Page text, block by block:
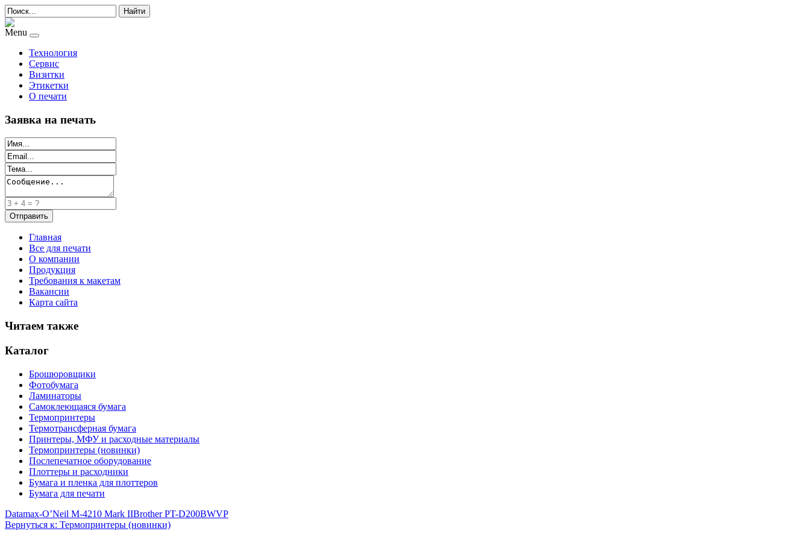
Найти
Menu
Технология
Сервис
Визитки
Этикетки
О печати
Заявка на печать
Главная
Все для печати
О компании
Продукция
Требования к макетам
Вакансии
Карта сайта
Читаем также
Каталог
Брошюровщики
Фотобумага
Ламинаторы
Самоклеющаяся бумага
Термопринтеры
Термотрансферная бумага
Принтеры, МФУ и расходные материалы
Термопринтеры (новинки)
Послепечатное оборудование
Плоттеры и расходники
Бумага и пленка для плоттеров
Бумага для печати
Datamax-O’Neil M-4210 Mark IIBrother PT-D200BWVP
Вернуться к: Термопринтеры (новинки)